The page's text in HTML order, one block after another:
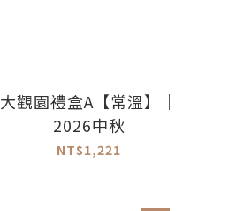
大觀園禮盒A【常溫】｜
2026中秋
NT$1,221